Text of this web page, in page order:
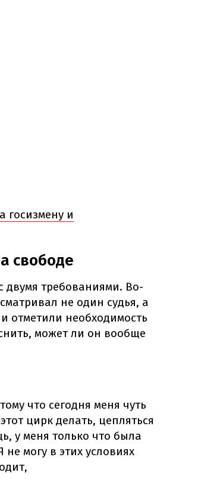
госизмену и
свободе
двумя требованиями. Во-
не один судья, а
отметили необходимость
может ли он вообще
что сегодня меня чуть
цирк делать, цепляться
у меня только что была
могу в этих условиях